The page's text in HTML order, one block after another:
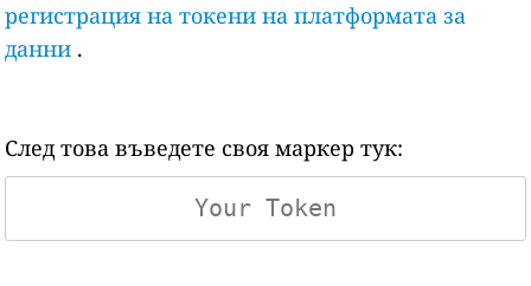
регистрация на токени на платформата за
данни .
След това въведете своя маркер тук: